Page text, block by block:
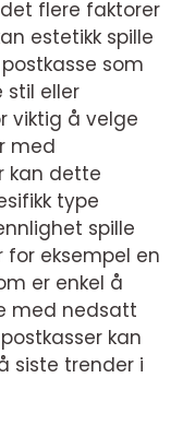
flere faktorer
estetikk spille
som
stil eller
viktig å velge
med
kan dette
type
spille
for eksempel en
er enkel å
med nedsatt
kan
siste trender i